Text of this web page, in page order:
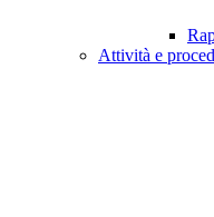
Attività e